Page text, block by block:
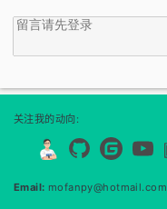
<<
关注我的动向:
Email: mofanpy@hotmail.com